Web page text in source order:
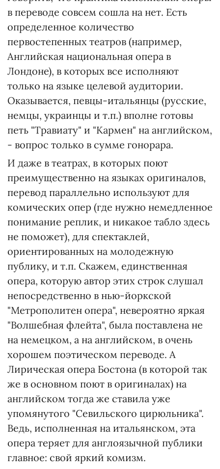
в переводе совсем сошла на нет. Есть
определенное количество
первостепенных театров (например,
Английская национальная опера в
Лондоне), в которых все исполняют
только на языке целевой аудитории.
Оказывается, певцы-итальянцы (русские,
немцы, украинцы и т.п.) вполне готовы
петь "Травиату" и "Кармен" на английском,
- вопрос только в сумме гонорара.
И даже в театрах, в которых поют
преимущественно на языках оригиналов,
перевод параллельно используют для
комических опер (где нужно немедленное
понимание реплик, и никакое табло здесь
не поможет), для спектаклей,
ориентированных на молодежную
публику, и т.п. Скажем, единственная
опера, которую автор этих строк слушал
непосредственно в нью-йоркской
"Метрополитен опера", невероятно яркая
"Волшебная флейта", была поставлена не
на немецком, а на английском, в очень
хорошем поэтическом переводе. А
Лирическая опера Бостона (в которой так
же в основном поют в оригиналах) на
английском тогда же ставила уже
упомянутого "Севильского цирюльника".
Ведь, исполненная на итальянском, эта
опера теряет для англоязычной публики
главное: свой яркий комизм.